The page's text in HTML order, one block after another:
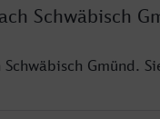
Schwäbisch
Gmünd.